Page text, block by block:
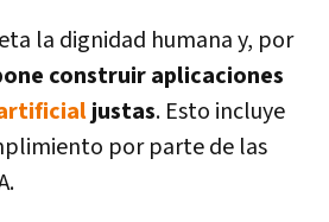
la dignidad humana y, por
construir aplicaciones
justas. Esto incluye
por parte de las